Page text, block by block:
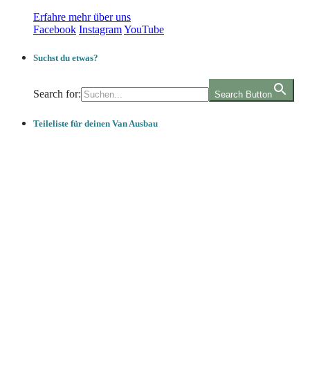
Erfahre mehr über uns
Facebook InstagramYouTube
Suchst du etwas?
Search for: Search Button
Teileliste für deinen Van Ausbau